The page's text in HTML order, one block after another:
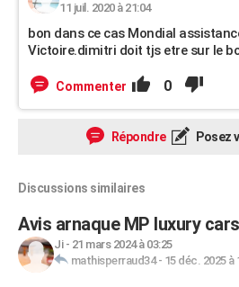
11 juil. 2020 à 21:04
bon dans ce cas Mondial
Victoire.dimitri doit tjs etre sur le
Commenter 0
Répondre Posez
Discussions similaires
Avis arnaque MP luxury
Ji- 21 mars 2024 à 03:25
mathisperraud34- 15 déc. 2025 à